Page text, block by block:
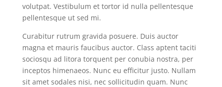
volutpat. Vestibulum et tortor id nulla pellentesque
pellentesque ut sed mi.
Curabitur rutrum gravida posuere. Duis auctor
magna et mauris faucibus auctor. Class aptent taciti
sociosqu ad litora torquent per conubia nostra, per
inceptos himenaeos. Nunc eu efficitur justo. Nullam
sit amet sodales nisi, nec sollicitudin quam. Nunc